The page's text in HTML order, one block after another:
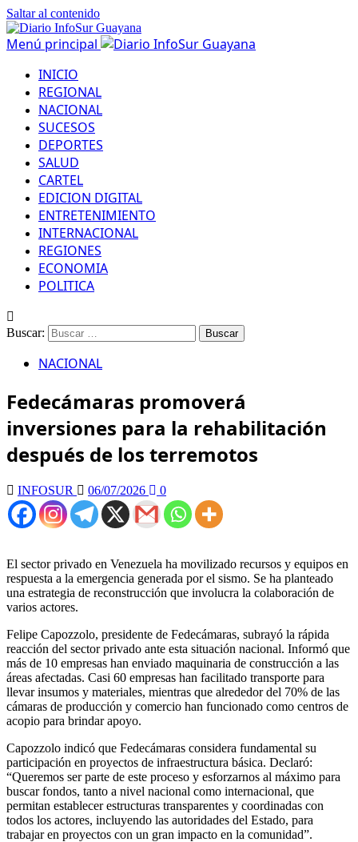
Saltar al contenido
Menú principal
INICIO
REGIONAL
NACIONAL
SUCESOS
DEPORTES
SALUD
CARTEL
EDICION DIGITAL
ENTRETENIMIENTO
INTERNACIONAL
REGIONES
ECONOMIA
POLITICA
Buscar:
NACIONAL
Fedecámaras promoverá
inversiones para la rehabilitación
después de los terremotos
INFOSUR 06/07/2026 0
El sector privado en Venezuela ha movilizado recursos y equipos en
respuesta a la emergencia generada por el sismo. Se ha planteado
una estrategia de reconstrucción que involucra la colaboración de
varios actores.
Felipe Capozzolo, presidente de Fedecámaras, subrayó la rápida
reacción del sector privado ante esta situación nacional. Informó que
más de 10 empresas han enviado maquinaria de construcción a las
áreas afectadas. Casi 60 empresas han facilitado transporte para
llevar insumos y materiales, mientras que alrededor del 70% de las
cámaras de producción y comercio han funcionado como centros de
acopio para brindar apoyo.
Capozzolo indicó que Fedecámaras considera fundamental su
participación en proyectos de infraestructura básica. Declaró:
“Queremos ser parte de este proceso y esforzarnos al máximo para
buscar fondos, tanto a nivel nacional como internacional, que
permitan establecer estructuras transparentes y coordinadas con
todos los actores, incluyendo las autoridades del Estado, para
trabajar en proyectos con un gran impacto en la comunidad”.